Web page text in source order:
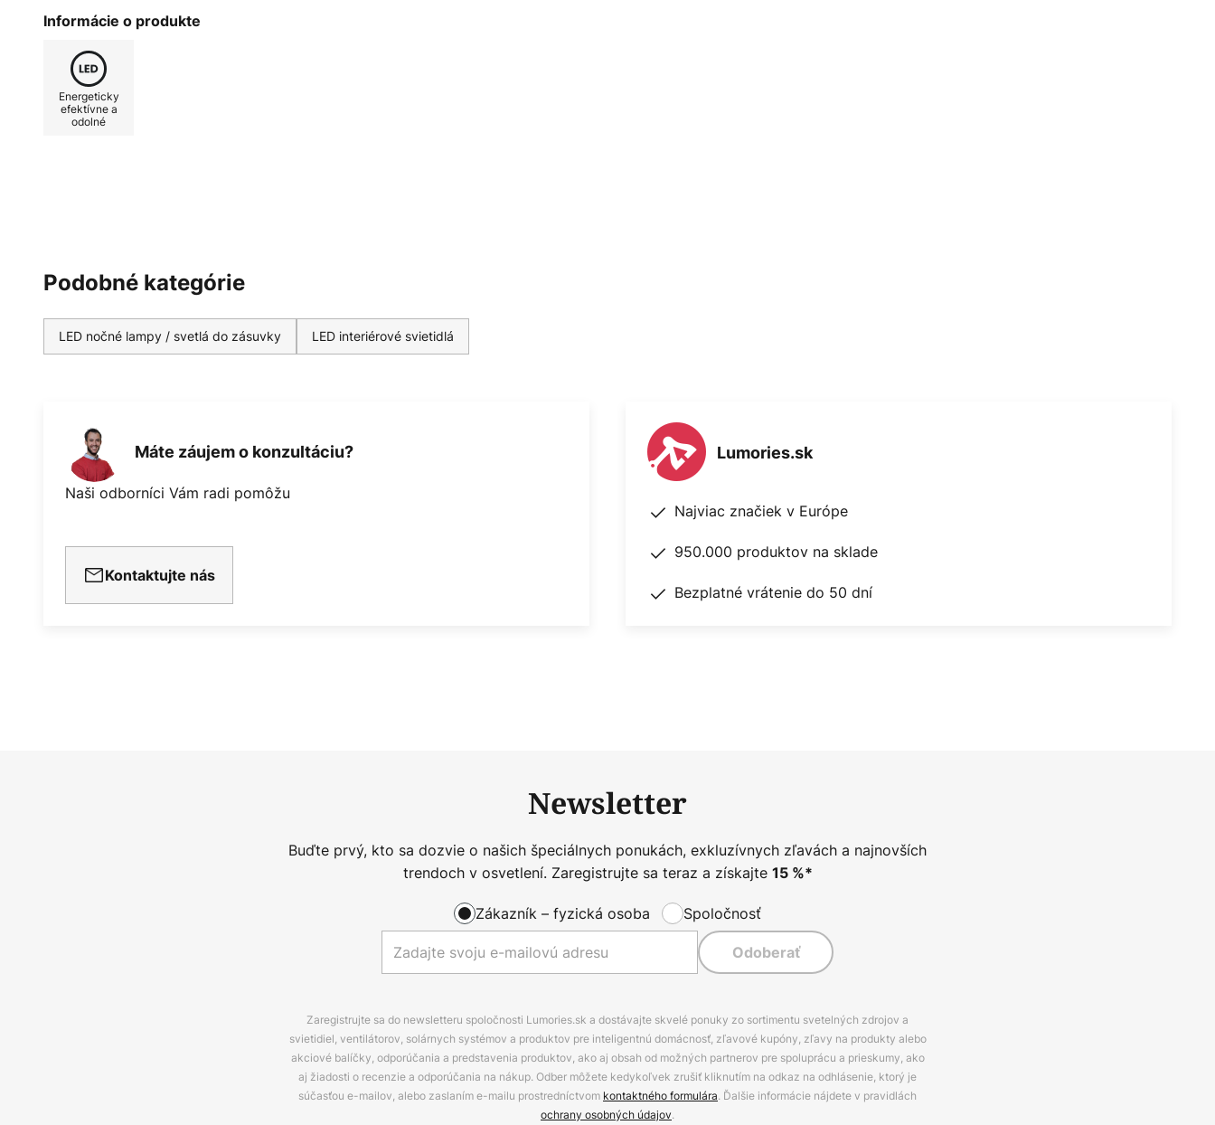
Nightlux Stair flexibilný zdroj svetla. Nové výrobky LEDVANCE,
predtým známe pod značkou OSRAM, spájajú najvyššie štandardy
Informácie o produkte
Energeticky
efektívne a
odolné
Podobné kategórie
LED nočné lampy / svetlá do zásuvky LED interiérové svietidlá
Máte záujem o konzultáciu?
Naši odborníci Vám radi pomôžu
Kontaktujte nás
Lumories.sk
Najviac značiek v Európe
950.000 produktov na sklade
Bezplatné vrátenie do 50 dní
Newsletter
Buďte prvý, kto sa dozvie o našich špeciálnych ponukách, exkluzívnych zľavách a najnovších
trendoch v osvetlení. Zaregistrujte sa teraz a získajte 15%*
Zákazník – fyzická osoba Spoločnosť
Odoberať
Zaregistrujte sa do newsletteru spoločnosti Lumories.sk a dostávajte skvelé ponuky zo sortimentu svetelných zdrojov a
svietidiel, ventilátorov, solárnych systémov a produktov pre inteligentnú domácnosť, zľavové kupóny, zľavy na produkty alebo
akciové balíčky, odporúčania a predstavenia produktov, ako aj obsah od možných partnerov pre spoluprácu a prieskumy, ako
aj žiadosti o recenzie a odporúčania na nákup. Odber môžete kedykoľvek zrušiť kliknutím na odkaz na odhlásenie, ktorý je
súčasťou e-mailov, alebo zaslaním e-mailu prostredníctvom kontaktného formulára. Ďalšie informácie nájdete v pravidlách
ochrany osobných údajov.